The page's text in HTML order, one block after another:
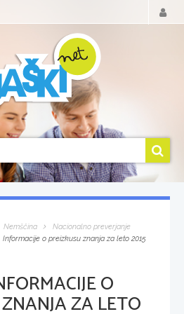
Nemščina
Nacionalno preverjanje
Informacije o preizkusu znanja za leto 2015
O
ZA LETO